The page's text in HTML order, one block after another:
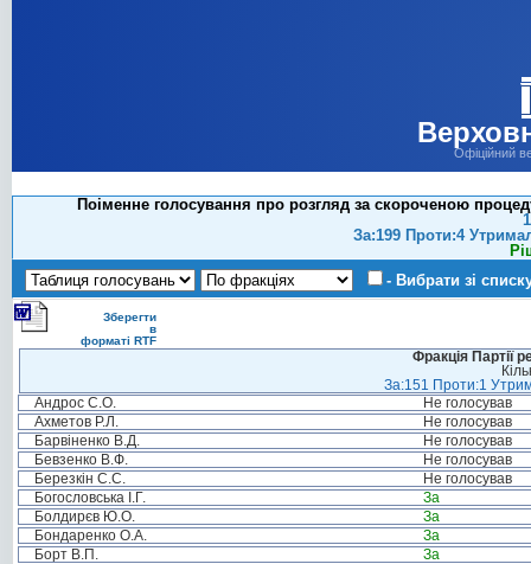
Офіційний
Поіменне голосування про розгляд за скороченою
За:199 Проти:4
- Вибрати зі
Зберегти
в
форматі RTF
Фракція Партії
За:151 Проти:1
Андрос С.О.
Не голосував
Ахметов Р.Л.
Не голосував
Барвіненко В.Д.
Не голосував
Бевзенко В.Ф.
Не голосував
Березкін С.С.
Не голосував
Богословська І.Г.
За
Болдирєв Ю.О.
За
Бондаренко О.А.
За
Борт В.П.
За